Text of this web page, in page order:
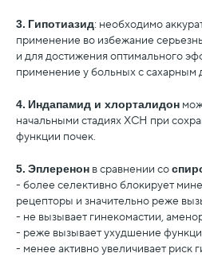
3. Гипотиазид: необходимо
применение во избежание
и для достижения оптимального
применение у больных с сахарным
4. Индапамид и хлорталидон
начальными стадиях ХСН при
функции почек.
5. Эплеренон в сравнении со
- более селективно блокирует
рецепторы и значительно реже
- не вызывает гинекомастии,
- реже вызывает ухудшение
- менее активно увеличивает риск